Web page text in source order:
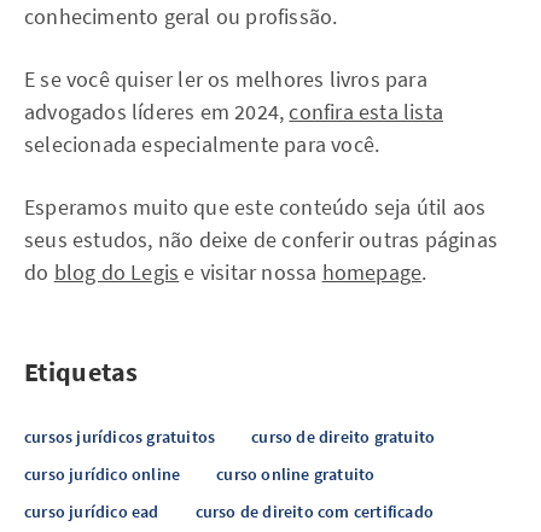
conhecimento geral ou profissão.
E se você quiser ler os melhores livros para
advogados líderes em 2024,confira esta lista
selecionada especialmente para você.
Esperamos muito que este conteúdo seja útil aos
seus estudos, não deixe de conferir outras páginas
do blog do Legis e visitar nossa homepage.
Etiquetas
cursos jurídicos gratuitos
curso de direito gratuito
curso jurídico online
curso online gratuito
curso jurídico ead
curso de direito com certificado